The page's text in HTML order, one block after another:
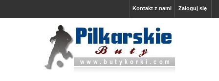
Zaloguj się
Kontakt z nami